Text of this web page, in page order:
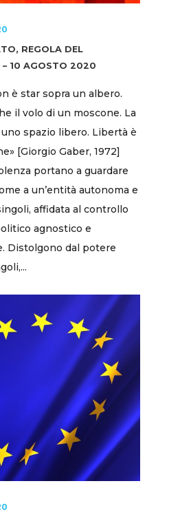
REGOLA DEL
– 10 AGOSTO 2020
è star sopra un albero.
il volo di un moscone. La
spazio libero. Libertà è
[Giorgio Gaber, 1972]
portano a guardare
a un’entità autonoma e
affidata al controllo
agnostico e
Distolgono dal potere